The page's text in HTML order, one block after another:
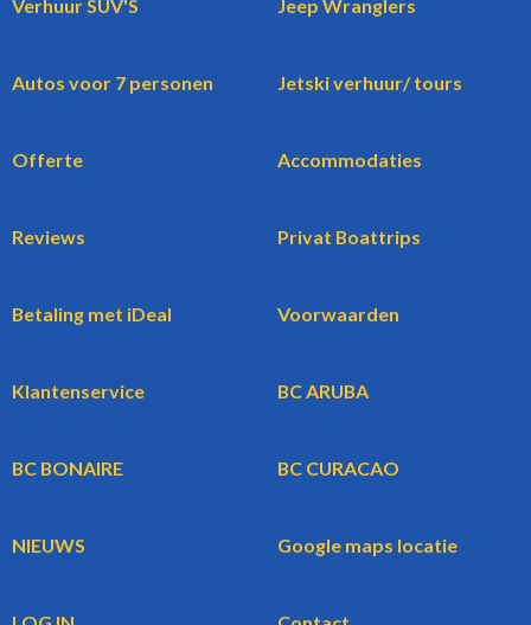
Verhuur SUV'S Jeep Wranglers
Autos voor 7 personen Jetski verhuur/ tours
Offerte Accommodaties
Reviews Privat Boattrips
Betaling met iDeal Voorwaarden
Klantenservice BC ARUBA
BC BONAIRE BC CURACAO
NIEUWS Google maps locatie